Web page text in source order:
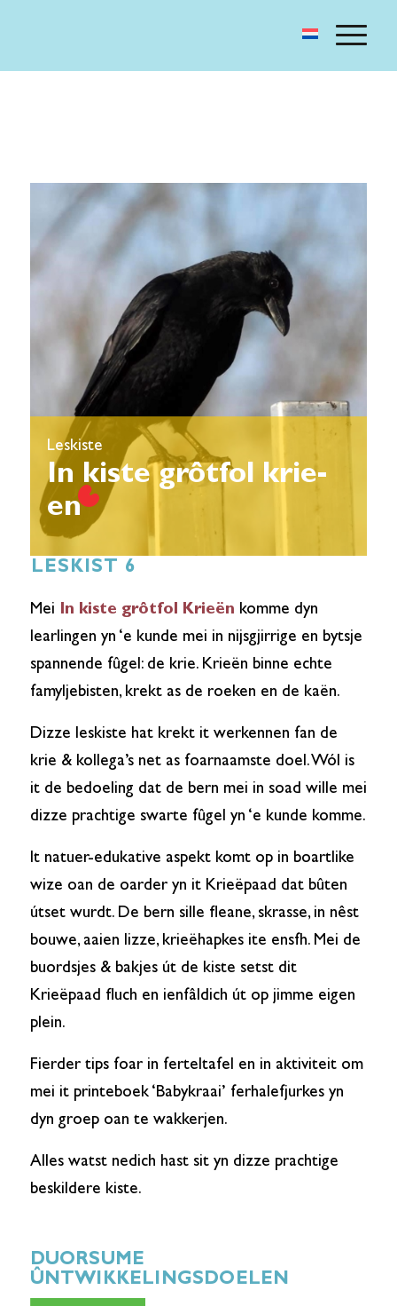
Leskiste
In kiste grôtfol krie-
en
LESKIST 6
Mei In kiste grôtfol Krieën komme dyn
learlingen yn ‘e kunde mei in nijsgjirrige en bytsje
spannende fûgel: de krie. Krieën binne echte
famyljebisten, krekt as de roeken en de kaën.
Dizze leskiste hat krekt it werkennen fan de
krie & kollega’s net as foarnaamste doel. Wól is
it de bedoeling dat de bern mei in soad wille mei
dizze prachtige swarte fûgel yn ‘e kunde komme.
It natuer-edukative aspekt komt op in boartlike
wize oan de oarder yn it Krieëpaad dat bûten
útset wurdt. De bern sille fleane, skrasse, in nêst
bouwe, aaien lizze, krieëhapkes ite ensfh. Mei de
buordsjes & bakjes út de kiste setst dit
Krieëpaad fluch en ienfâldich út op jimme eigen
plein.
Fierder tips foar in ferteltafel en in aktiviteit om
mei it printeboek ‘Babykraai’ ferhalefjurkes yn
dyn groep oan te wakkerjen.
Alles watst nedich hast sit yn dizze prachtige
beskildere kiste.
DUORSUME
ÛNTWIKKELINGSDOELEN